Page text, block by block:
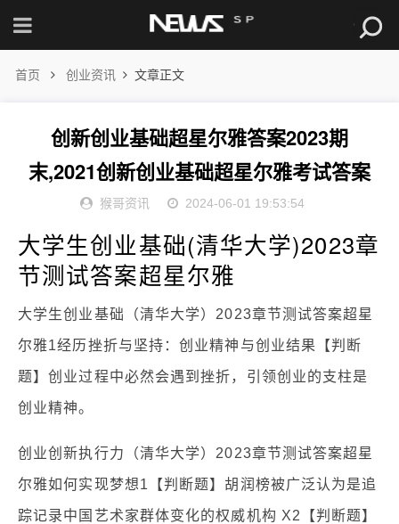
首页 创业资讯 文章正文
创新创业基础超星尔雅答案2023期
末,2021创新创业基础超星尔雅考试答案
猴哥资讯 2024-06-01 19:53:54
大学生创业基础(清华大学)2023章
节测试答案超星尔雅
大学生创业基础（清华大学）2023章节测试答案超星
尔雅1经历挫折与坚持：创业精神与创业结果【判断
题】创业过程中必然会遇到挫折，引领创业的支柱是
创业精神。
创业创新执行力（清华大学）2023章节测试答案超星
尔雅如何实现梦想1【判断题】胡润榜被广泛认为是追
踪记录中国艺术家群体变化的权威机构 X2【判断题】